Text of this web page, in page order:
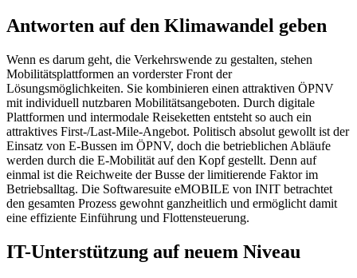
Antworten auf den Klimawandel geben
Wenn es darum geht, die Verkehrswende zu gestalten, stehen
Mobilitätsplattformen an vorderster Front der
Lösungsmöglichkeiten. Sie kombinieren einen attraktiven ÖPNV
mit individuell nutzbaren Mobilitätsangeboten. Durch digitale
Plattformen und intermodale Reiseketten entsteht so auch ein
attraktives First-/Last-Mile-Angebot. Politisch absolut gewollt ist der
Einsatz von E-Bussen im ÖPNV, doch die betrieblichen Abläufe
werden durch die E-Mobilität auf den Kopf gestellt. Denn auf
einmal ist die Reichweite der Busse der limitierende Faktor im
Betriebsalltag. Die Softwaresuite eMOBILE von INIT betrachtet
den gesamten Prozess gewohnt ganzheitlich und ermöglicht damit
eine effiziente Einführung und Flottensteuerung.
IT-Unterstützung auf neuem Niveau